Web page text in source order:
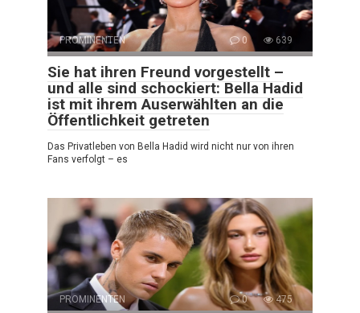
PROMINENTEN 0 639
Sie hat ihren Freund vorgestellt –
und alle sind schockiert: Bella Hadid
ist mit ihrem Auserwählten an die
Öffentlichkeit getreten
Das Privatleben von Bella Hadid wird nicht nur von ihren
Fans verfolgt – es
PROMINENTEN 0 475